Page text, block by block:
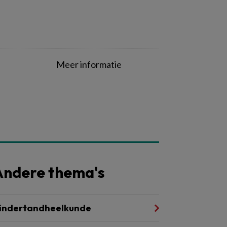
Meer informatie
thema's